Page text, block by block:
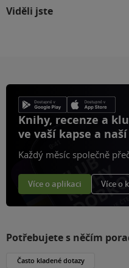
Viděli jste
Knihy, recenze a
ve vaší kapse a
Každý měsíc společně
Více o aplikaci Více o
Potřebujete s něčím
Často kladené dotazy